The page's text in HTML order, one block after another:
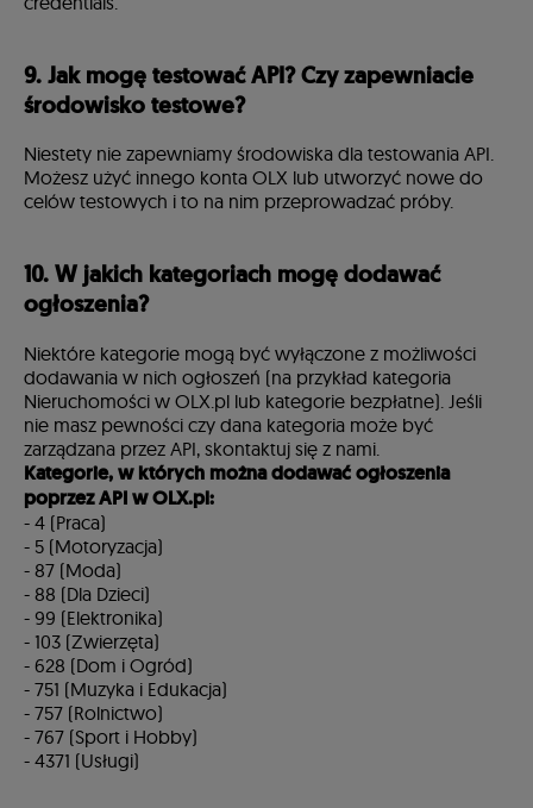
9. Jak mogę testować API? Czy zapewniacie
środowisko testowe?
Niestety nie zapewniamy środowiska dla testowania API.
Możesz użyć innego konta OLX lub utworzyć nowe do
celów testowych i to na nim przeprowadzać próby.
10. W jakich kategoriach mogę dodawać
ogłoszenia?
Niektóre kategorie mogą być wyłączone z możliwości
dodawania w nich ogłoszeń (na przykład kategoria
Nieruchomości w OLX.pl lub kategorie bezpłatne). Jeśli
nie masz pewności czy dana kategoria może być
zarządzana przez API, skontaktuj się z nami.
Kategorie, w których można dodawać ogłoszenia
poprzez API w OLX.pl:
- 4 (Praca)
- 5 (Motoryzacja)
- 87 (Moda)
- 88 (Dla Dzieci)
- 99 (Elektronika)
- 103 (Zwierzęta)
- 628 (Dom i Ogród)
- 751 (Muzyka i Edukacja)
- 757 (Rolnictwo)
- 767 (Sport i Hobby)
- 4371 (Usługi)